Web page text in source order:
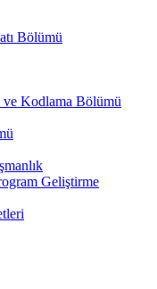
Bölümü
ve Kodlama Bölümü
Geliştirme